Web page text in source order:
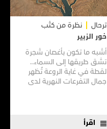
ترحال
نظرة من كثب
خور الزبير
أشبه ما تكون بأغصان شجرة
تشق طريقها إلى السماء..
لقطة في غاية الروعة تُظهر
جمال التفرعات النهرية لدى
اقرأ